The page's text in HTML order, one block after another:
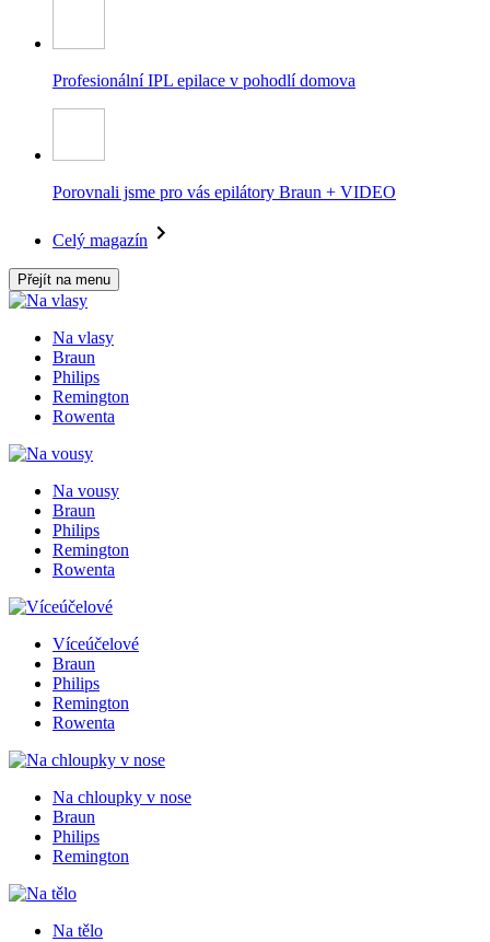
Profesionální IPL epilace v pohodlí domova
Porovnali jsme pro vás epilátory Braun + VIDEO
Celý magazín
Přejít na menu
Na vlasy
Braun
Philips
Remington
Rowenta
Na vousy
Braun
Philips
Remington
Rowenta
Víceúčelové
Braun
Philips
Remington
Rowenta
Na chloupky v nose
Braun
Philips
Remington
Na tělo